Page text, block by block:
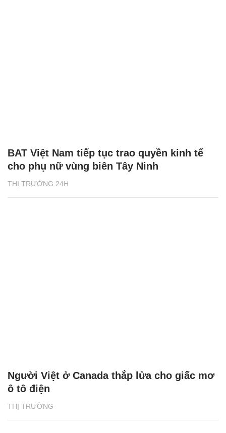
THỊ TRƯỜNG 24H
BAT Việt Nam tiếp tục trao quyền kinh tế
cho phụ nữ vùng biên Tây Ninh
THỊ TRƯỜNG
Người Việt ở Canada thắp lửa cho giấc mơ
ô tô điện